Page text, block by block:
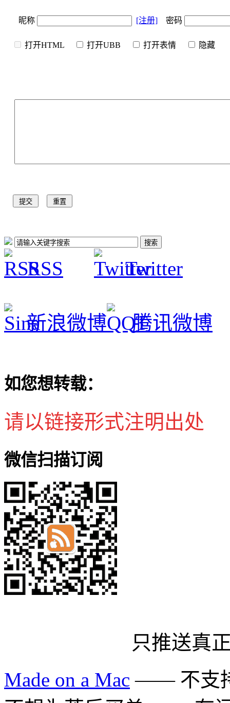
昵称 [注册] 密码
打开HTML 打开UBB 打开表情 隐
RSS Twitter
新浪微博 腾讯微博
如您想转载：
请以链接形式注明出处
微信扫描订阅
只推送真
Made on a Mac —— 不支